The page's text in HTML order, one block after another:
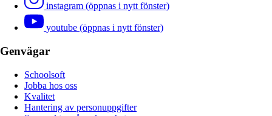
instagram (öppnas i nytt fönster)
youtube (öppnas i nytt fönster)
Genvägar
Schoolsoft
Jobba hos oss
Kvalitet
Hantering av personuppgifter